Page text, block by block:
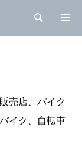
検索
売店、バイク
イク、自転車